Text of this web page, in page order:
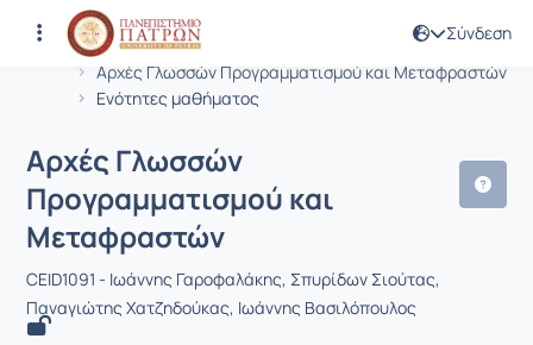
Σύνδεση
Αρχική Σελίδα
Αρχές Γλωσσών Προγραμματισμού και Μεταφραστών
Ενότητες μαθήματος
Μάθημα : Αρχές Γλωσσών
Κωδικός : CEID1091
Αρχές Γλωσσών
Προγραμματισμού και
Μεταφραστών
CEID1091 - Ιωάννης Γαροφαλάκης, Σπυρίδων Σιούτας,
Παναγιώτης Χατζηδούκας, Ιωάννης Βασιλόπουλος